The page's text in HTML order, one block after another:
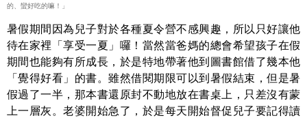
的、蠻好吃的嘛！」
暑假期間因為兒子對於各種夏令營不感興趣，所以只好讓他
待在家裡「享受一夏」囉！當然當爸媽的總會希望孩子在假
期間也能夠有所成長，於是特地帶著他到圖書館借了幾本他
「覺得好看」的書。雖然借閱期限可以到暑假結束，但是暑
假過了一半，那本書還原封不動地放在書桌上，只差沒有蒙
上一層灰。老婆開始急了，於是每天開始督促兒子要記得讀